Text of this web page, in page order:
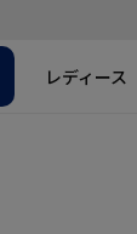
レディース